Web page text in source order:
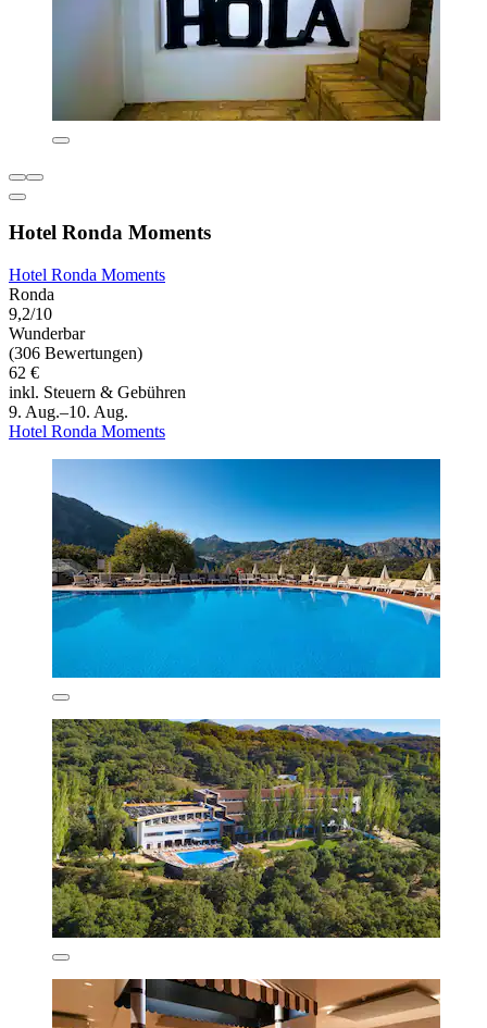
Hotel Ronda Moments
Hotel Ronda Moments
Ronda
9,2/10
Wunderbar
(306 Bewertungen)
62 €
inkl. Steuern & Gebühren
9. Aug.–10. Aug.
Hotel Ronda Moments